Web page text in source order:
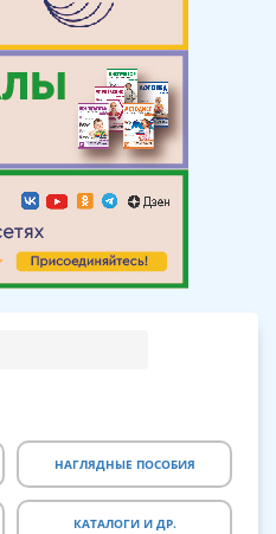
НАГЛЯДНЫЕ ПОСОБИЯ
КАТАЛОГИ И ДР.